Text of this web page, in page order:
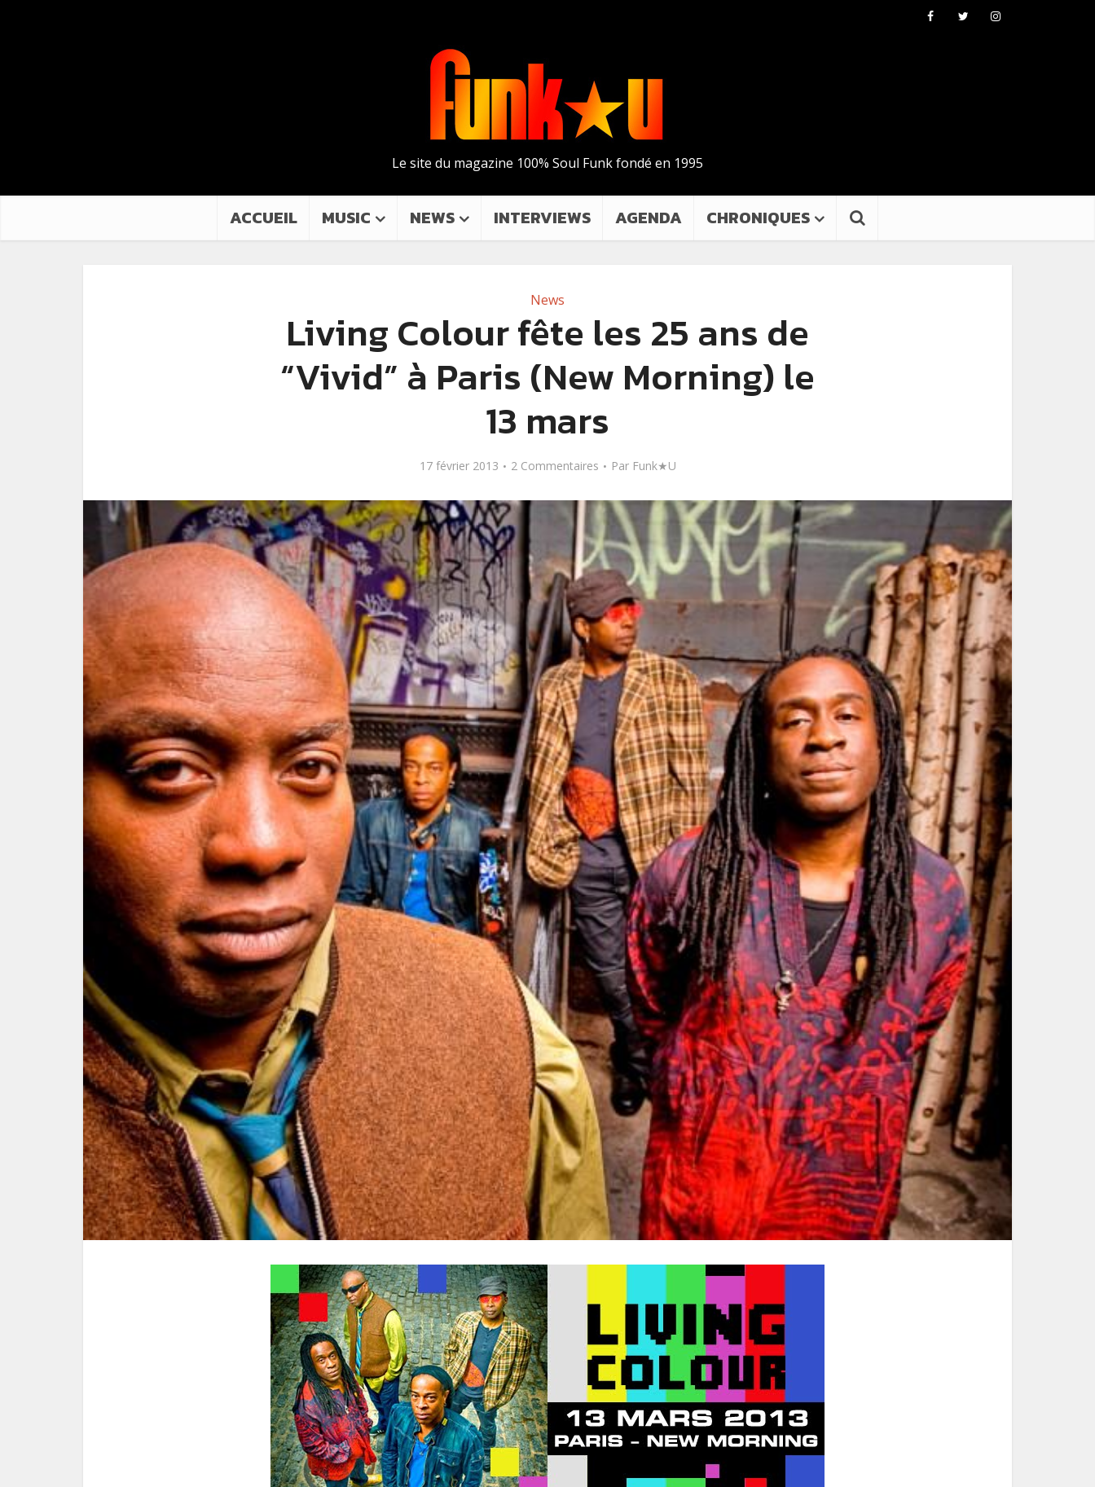
Le site du magazine 100% Soul Funk fondé en 1995
ACCUEIL MUSIC NEWS INTERVIEWS AGENDA CHRONIQUES
News
Living Colour fête les 25 ans de
“Vivid” à Paris (New Morning) le
13 mars
17 février 2013 2 Commentaires Par Funk★U